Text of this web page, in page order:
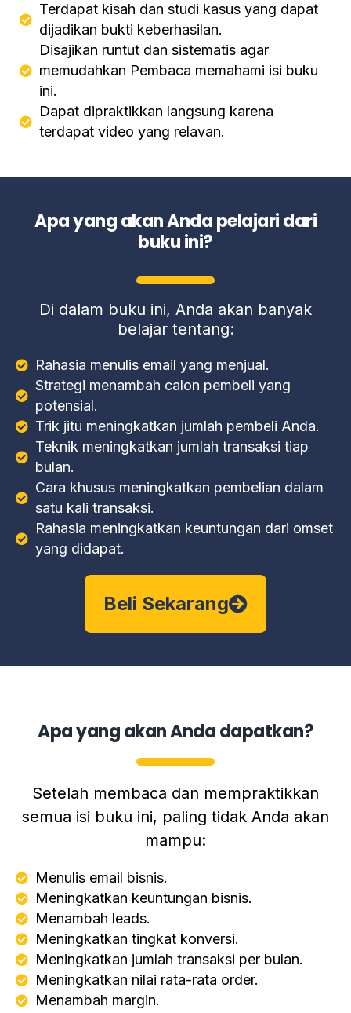
Terdapat kisah dan studi kasus yang dapat
dijadikan bukti keberhasilan.
Disajikan runtut dan sistematis agar
memudahkan Pembaca memahami isi buku
ini.
Dapat dipraktikkan langsung karena
terdapat video yang relavan.
Apa yang akan Anda pelajari dari
buku ini?
Di dalam buku ini, Anda akan banyak
belajar tentang:
Rahasia menulis email yang menjual.
Strategi menambah calon pembeli yang
potensial.
Trik jitu meningkatkan jumlah pembeli Anda.
Teknik meningkatkan jumlah transaksi tiap
bulan.
Cara khusus meningkatkan pembelian dalam
satu kali transaksi.
Rahasia meningkatkan keuntungan dari omset
yang didapat.
Beli Sekarang
Apa yang akan Anda dapatkan?
Setelah membaca dan mempraktikkan
semua isi buku ini, paling tidak Anda akan
mampu:
Menulis email bisnis.
Meningkatkan keuntungan bisnis.
Menambah leads.
Meningkatkan tingkat konversi.
Meningkatkan jumlah transaksi per bulan.
Meningkatkan nilai rata-rata order.
Menambah margin.